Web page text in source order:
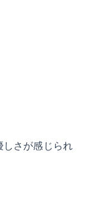
しさが感じられ